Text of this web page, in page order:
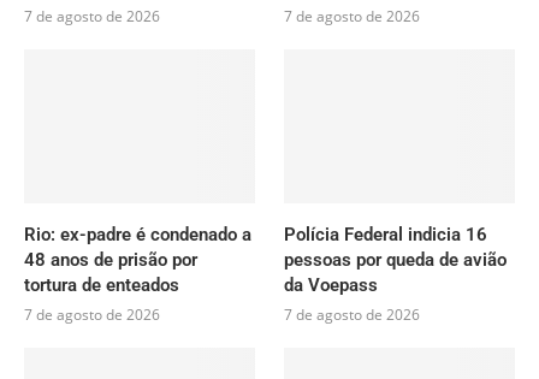
7 de agosto de 2026 7 de agosto de 2026
Rio: ex-padre é condenado a
48 anos de prisão por
tortura de enteados
7 de agosto de 2026
Polícia Federal indicia 16
pessoas por queda de avião
da Voepass
7 de agosto de 2026